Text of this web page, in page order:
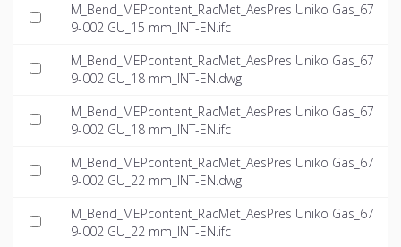
M_Bend_MEPcontent_RacMet_AesPres Uniko Gas_67
9-002 GU_15 mm_INT-EN.ifc
M_Bend_MEPcontent_RacMet_AesPres Uniko Gas_67
9-002 GU_18 mm_INT-EN.dwg
M_Bend_MEPcontent_RacMet_AesPres Uniko Gas_67
9-002 GU_18 mm_INT-EN.ifc
M_Bend_MEPcontent_RacMet_AesPres Uniko Gas_67
9-002 GU_22 mm_INT-EN.dwg
M_Bend_MEPcontent_RacMet_AesPres Uniko Gas_67
9-002 GU_22 mm_INT-EN.ifc